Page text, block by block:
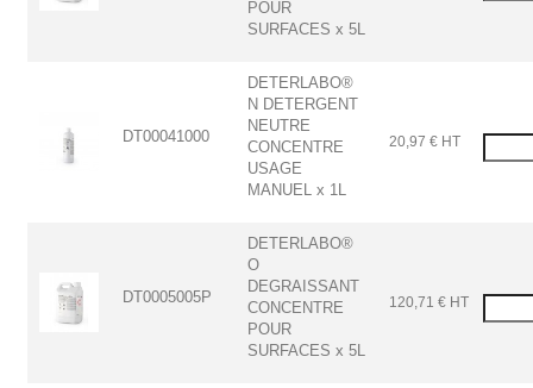
POUR
SURFACES x 5L
DT00041000
DETERLABO®
N DETERGENT
NEUTRE
CONCENTRE
USAGE
MANUEL x 1L
20,97 € HT
DT0005005P
DETERLABO®
O
DEGRAISSANT
CONCENTRE
POUR
SURFACES x 5L
120,71 € HT